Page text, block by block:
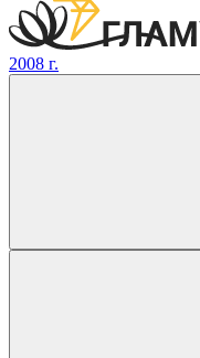
2008 г.